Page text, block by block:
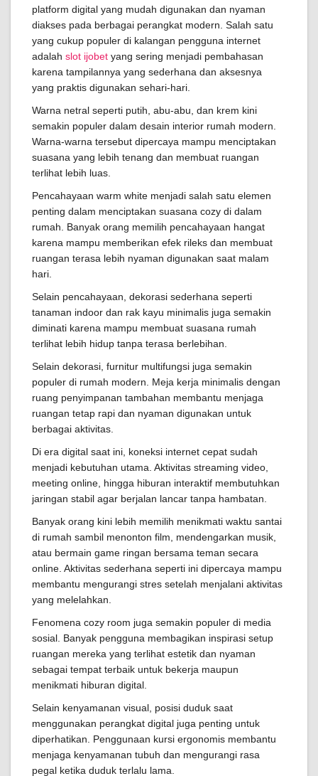
platform digital yang mudah digunakan dan nyaman
diakses pada berbagai perangkat modern. Salah satu
yang cukup populer di kalangan pengguna internet
adalah slot ijobet yang sering menjadi pembahasan
karena tampilannya yang sederhana dan aksesnya
yang praktis digunakan sehari-hari.
Warna netral seperti putih, abu-abu, dan krem kini
semakin populer dalam desain interior rumah modern.
Warna-warna tersebut dipercaya mampu menciptakan
suasana yang lebih tenang dan membuat ruangan
terlihat lebih luas.
Pencahayaan warm white menjadi salah satu elemen
penting dalam menciptakan suasana cozy di dalam
rumah. Banyak orang memilih pencahayaan hangat
karena mampu memberikan efek rileks dan membuat
ruangan terasa lebih nyaman digunakan saat malam
hari.
Selain pencahayaan, dekorasi sederhana seperti
tanaman indoor dan rak kayu minimalis juga semakin
diminati karena mampu membuat suasana rumah
terlihat lebih hidup tanpa terasa berlebihan.
Selain dekorasi, furnitur multifungsi juga semakin
populer di rumah modern. Meja kerja minimalis dengan
ruang penyimpanan tambahan membantu menjaga
ruangan tetap rapi dan nyaman digunakan untuk
berbagai aktivitas.
Di era digital saat ini, koneksi internet cepat sudah
menjadi kebutuhan utama. Aktivitas streaming video,
meeting online, hingga hiburan interaktif membutuhkan
jaringan stabil agar berjalan lancar tanpa hambatan.
Banyak orang kini lebih memilih menikmati waktu santai
di rumah sambil menonton film, mendengarkan musik,
atau bermain game ringan bersama teman secara
online. Aktivitas sederhana seperti ini dipercaya mampu
membantu mengurangi stres setelah menjalani aktivitas
yang melelahkan.
Fenomena cozy room juga semakin populer di media
sosial. Banyak pengguna membagikan inspirasi setup
ruangan mereka yang terlihat estetik dan nyaman
sebagai tempat terbaik untuk bekerja maupun
menikmati hiburan digital.
Selain kenyamanan visual, posisi duduk saat
menggunakan perangkat digital juga penting untuk
diperhatikan. Penggunaan kursi ergonomis membantu
menjaga kenyamanan tubuh dan mengurangi rasa
pegal ketika duduk terlalu lama.